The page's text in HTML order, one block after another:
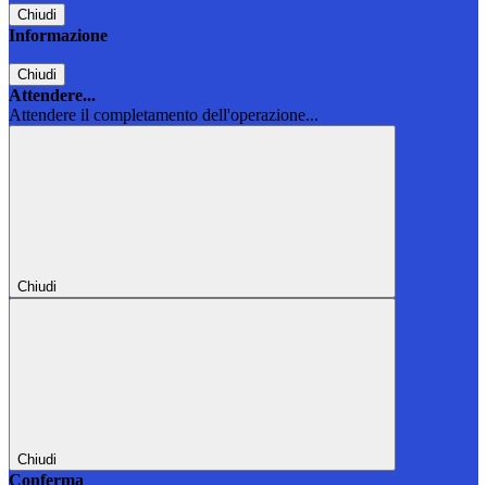
Chiudi
Informazione
Chiudi
Attendere...
Attendere il completamento dell'operazione...
Chiudi
Chiudi
Conferma